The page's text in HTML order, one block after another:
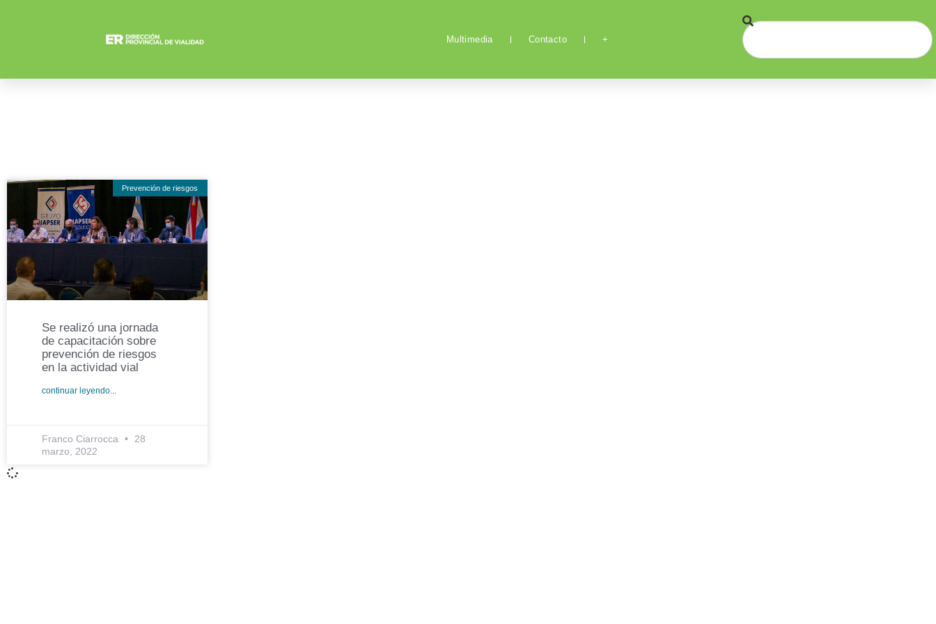
Multimedia Contacto +
Prevención de riesgos
Se realizó una jornada
de capacitación sobre
prevención de riesgos
en la actividad vial
continuar leyendo...
Franco Ciarrocca
28
marzo, 2022